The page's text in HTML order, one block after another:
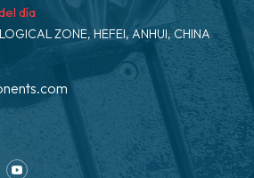
día
ZONE, HEFEI, ANHUI, CHINA